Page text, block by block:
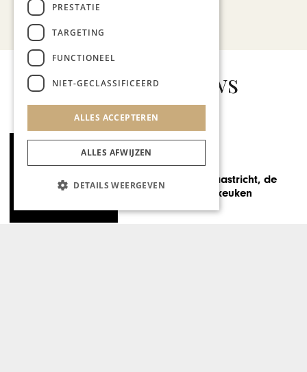
Bekijk alle artikelen
Gerelateerd nieuws
Knallende start Second
Home Beurs
PRESTATIE
TARGETING
FUNCTIONEEL
NIET-GECLASSIFICEERD
ALLES ACCEPTEREN
ALLES AFWIJZEN
DETAILS WEERGEVEN